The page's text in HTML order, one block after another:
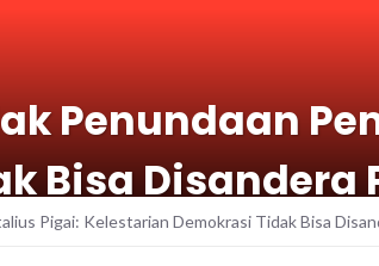
Penundaan
Bisa
Pigai: Kelestarian Demokrasi Tidak Bisa